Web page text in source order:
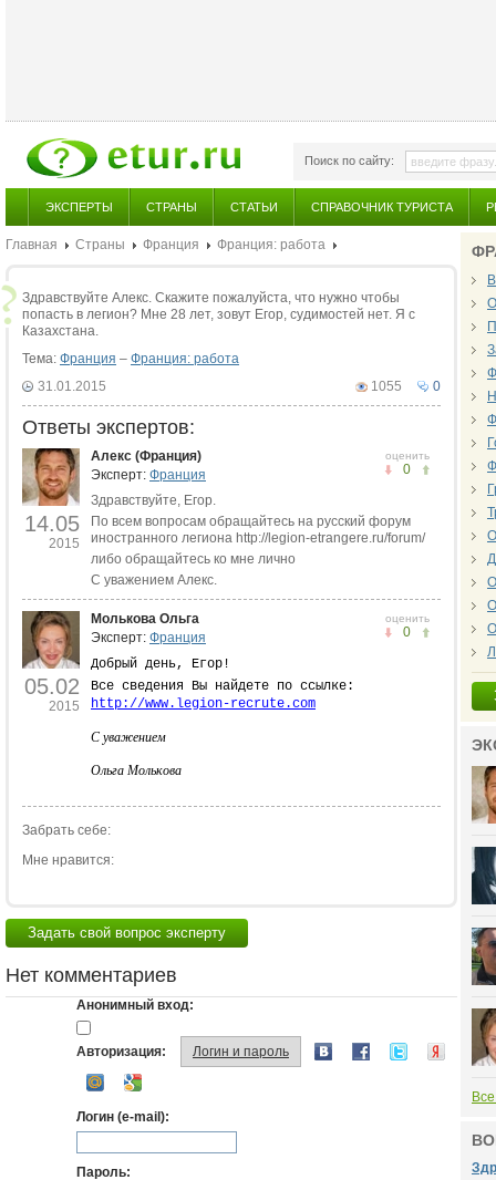
Поиск по сайту:
ЭКСПЕРТЫ СТРАНЫ СТАТЬИ СПРАВОЧНИК ТУРИСТА
Главная Страны Франция Франция: работа
Здравствуйте Алекс. Скажите пожалуйста, что нужно чтобы
попасть в легион? Мне 28 лет, зовут Егор, судимостей нет. Я с
Казахстана.
Тема: Франция – Франция: работа
0
1055
31.01.2015
Ответы экспертов:
14.05
2015
оценить
0
Алекс (Франция)
Эксперт: Франция
Здравствуйте, Егор.
По всем вопросам обращайтесь на русский форум
иностранного легиона http://legion-etrangere.ru/forum/
либо обращайтесь ко мне лично
С уважением Алекс.
05.02
2015
оценить
0
Молькова Ольга
Эксперт: Франция
Добрый день, Егор!
Все сведения Вы найдете по ссылке:
http://www.legion-recrute.com
С уважением
Ольга Молькова
Забрать себе:
Мне нравится:
Задать свой вопрос эксперту
Нет комментариев
Анонимный вход:
Авторизация: Логин и пароль
Логин (e-mail):
Пароль: